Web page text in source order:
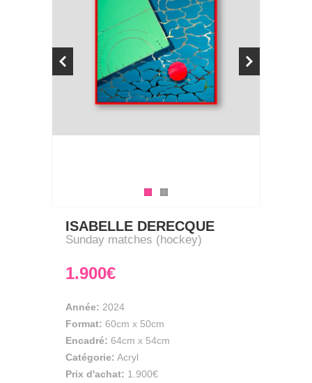
ISABELLE DERECQUE
Sunday matches (hockey)
1.900€
Année: 2024
Format: 60cm x 50cm
Encadré: 64cm x 54cm
Catégorie: Acryl
Prix d'achat: 1.900€